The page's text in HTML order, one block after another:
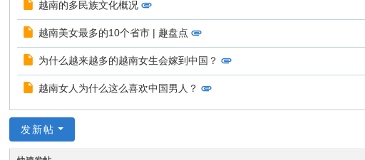
w
越南的多民族文化概况
越南美女最多的10个省市 | 趣盘点
为什么越来越多的越南女生会嫁到中国？
越南女人为什么这么喜欢中国男人？
发新帖